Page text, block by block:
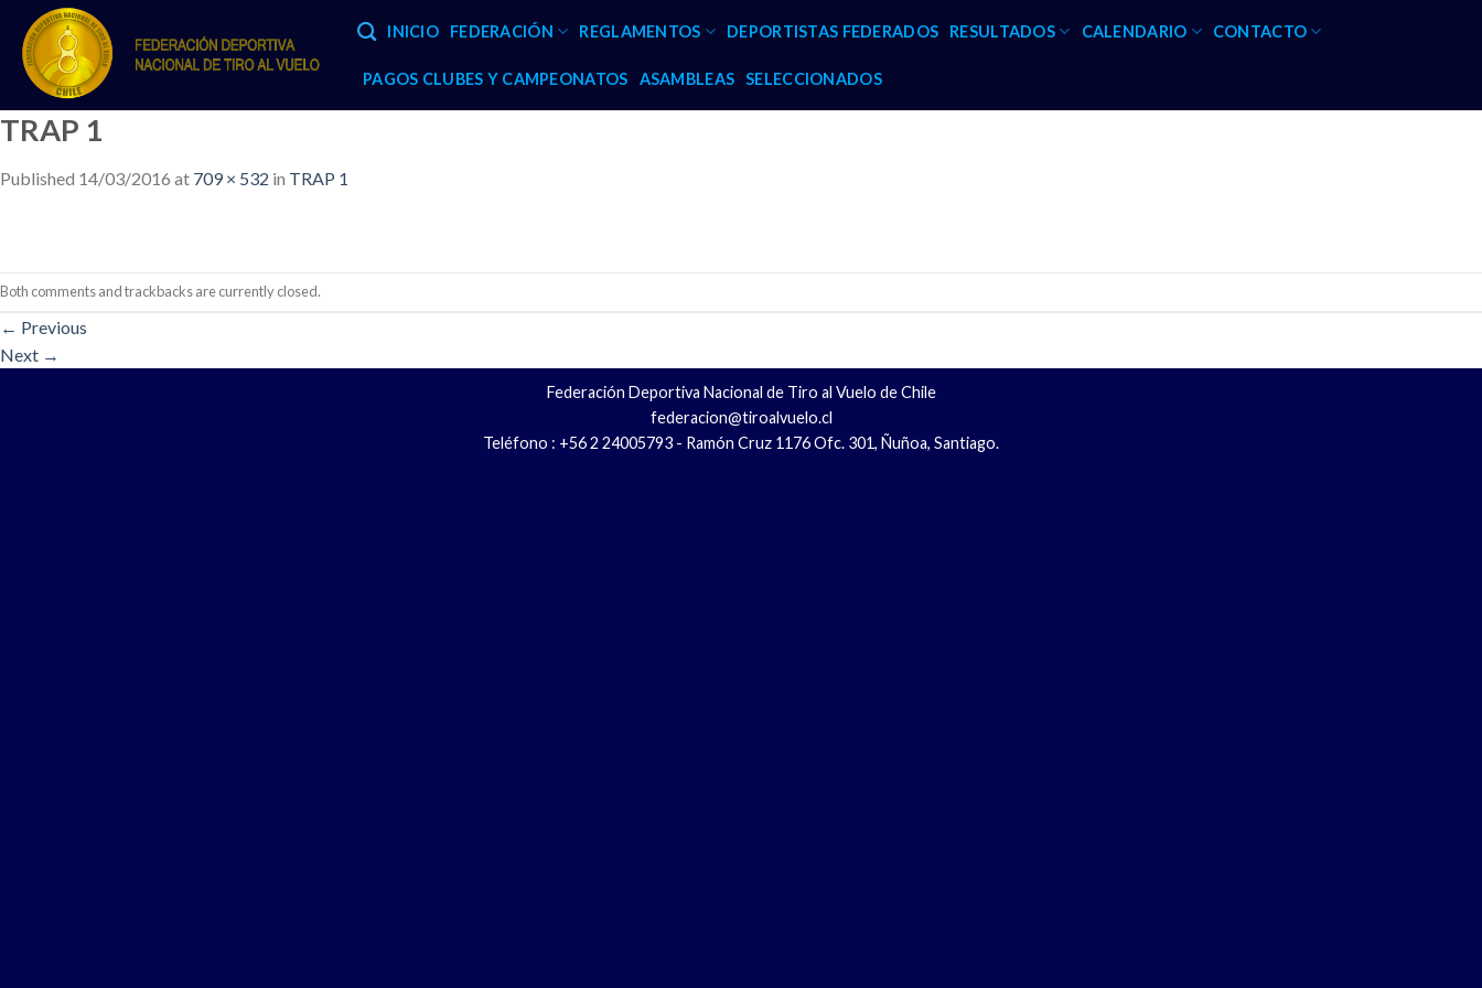
content
INICIO FEDERACIÓN REGLAMENTOS DEPORTISTAS FEDERADOS RESULTADOS CALENDARIO CONTACTO
PAGOS CLUBES Y CAMPEONATOS ASAMBLEAS SELECCIONADOS
TRAP 1
Published 14/03/2016 at 709 × 532 in TRAP 1
Both comments and trackbacks are currently closed.
← Previous
Next →
Federación Deportiva Nacional de Tiro al Vuelo de Chile
federacion@tiroalvuelo.cl
Teléfono : +56 2 24005793 - Ramón Cruz 1176 Ofc. 301, Ñuñoa, Santiago.